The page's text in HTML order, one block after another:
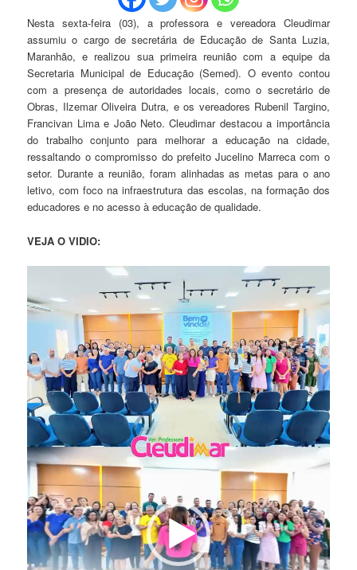
Nesta sexta-feira (03), a professora e vereadora Cleudimar
assumiu o cargo de secretária de Educação de Santa Luzia,
Maranhão, e realizou sua primeira reunião com a equipe da
Secretaria Municipal de Educação (Semed). O evento contou
com a presença de autoridades locais, como o secretário de
Obras, Ilzemar Oliveira Dutra, e os vereadores Rubenil Targino,
Francivan Lima e João Neto. Cleudimar destacou a importância
do trabalho conjunto para melhorar a educação na cidade,
ressaltando o compromisso do prefeito Jucelino Marreca com o
setor. Durante a reunião, foram alinhadas as metas para o ano
letivo, com foco na infraestrutura das escolas, na formação dos
educadores e no acesso à educação de qualidade.
VEJA O VIDIO:
vídeo